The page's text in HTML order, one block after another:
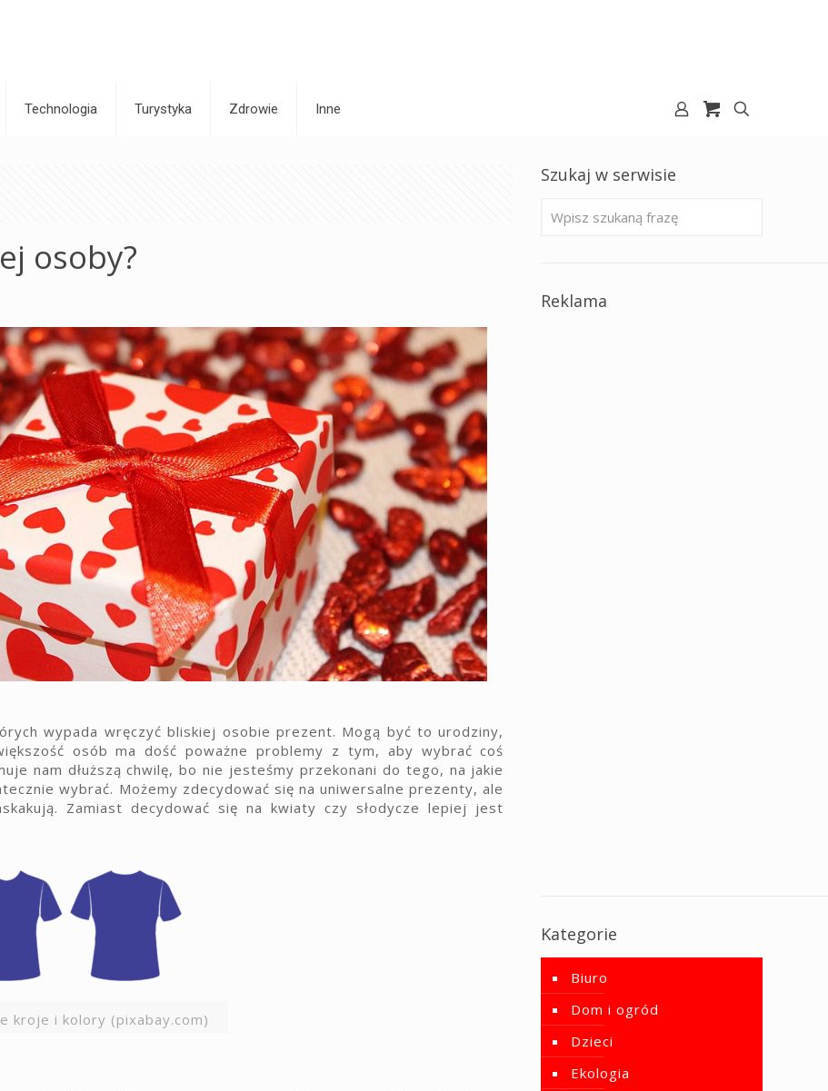
Technologia Turystyka Zdrowie Inne
osoby?
wypada wręczyć bliskiej osobie prezent. Mogą być to urodziny,
osób ma dość poważne problemy z tym, aby wybrać coś
nam dłuższą chwilę, bo nie jesteśmy przekonani do tego, na jakie
wybrać. Możemy zdecydować się na uniwersalne prezenty, ale
Zamiast decydować się na kwiaty czy słodycze lepiej jest
kroje i kolory (pixabay.com)
Szukaj w serwisie
Reklama
Kategorie
Biuro
Dom i ogród
Dzieci
Ekologia